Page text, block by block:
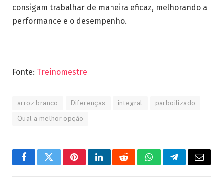
consigam trabalhar de maneira eficaz, melhorando a
performance e o desempenho.
Fonte: Treinomestre
arroz branco Diferenças integral parboilizado
Qual a melhor opção
FacebookTwitterPinterestLinkedInRedditWhatsAppTelegramEmail